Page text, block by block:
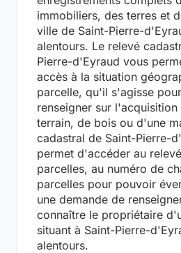
immobiliers, des terres et
ville de Saint-Pierre-
alentours. Le relevé
Pierre-d'Eyraud vous
accès à la situation
parcelle, qu'il s'agisse
renseigner sur
terrain, de bois ou d'une
cadastral de Saint-Pierre-
permet d'accéder au
parcelles, au numéro de
parcelles pour pouvoir
une demande de
connaître le propriétaire
situant à Saint-Pierre-
alentours.